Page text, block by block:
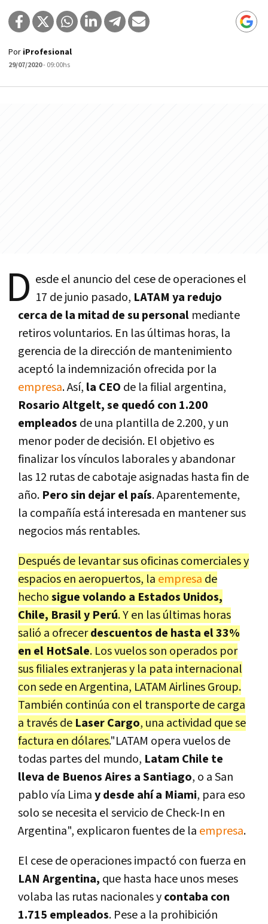
Por iProfesional
29/07/2020- 09:00hs
D esde el anuncio del cese de operaciones el
17 de junio pasado, LATAM ya redujo
cerca de la mitad de su personal mediante
retiros voluntarios. En las últimas horas, la
gerencia de la dirección de mantenimiento
aceptó la indemnización ofrecida por la
empresa. Así, la CEO de la filial argentina,
Rosario Altgelt, se quedó con 1.200
empleados de una plantilla de 2.200, y un
menor poder de decisión. El objetivo es
finalizar los vínculos laborales y abandonar
las 12 rutas de cabotaje asignadas hasta fin de
año. Pero sin dejar el país. Aparentemente,
la compañía está interesada en mantener sus
negocios más rentables.
Después de levantar sus oficinas comerciales y
espacios en aeropuertos, la empresa de
hechosigue volando a Estados Unidos,
Chile, Brasil y Perú. Y en las últimas horas
salió a ofrecerdescuentos de hasta el 33%
en el HotSale. Los vuelos son operados por
sus filiales extranjeras y la pata internacional
con sede en Argentina, LATAM Airlines Group.
También continúa con el transporte de carga
a través de Laser Cargo, una actividad que se
factura en dólares."LATAM opera vuelos de
todas partes del mundo, Latam Chile te
lleva de Buenos Aires a Santiago, o a San
pablo vía Limay desde ahí a Miami, para eso
solo se necesita el servicio de Check-In en
Argentina", explicaron fuentes de la empresa.
El cese de operaciones impactó con fuerza en
LAN Argentina, que hasta hace unos meses
volaba las rutas nacionales ycontaba con
1.715 empleados. Pese a la prohibición